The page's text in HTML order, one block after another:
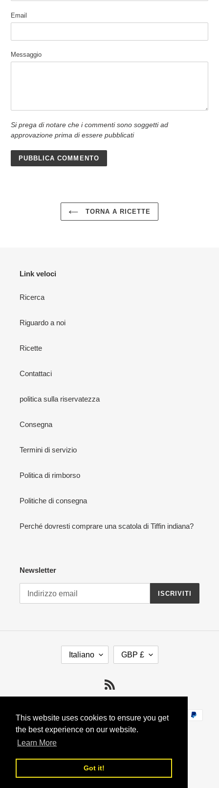
This website uses cookies to ensure you get
the best experience on our website.
Learn More
Got it!
Email
Messaggio
Si prega di notare che i commenti sono soggetti ad
approvazione prima di essere pubblicati
TORNA A RICETTE
Link veloci
Ricerca
Riguardo a noi
Ricette
Contattaci
politica sulla riservatezza
Consegna
Termini di servizio
Politica di rimborso
Politiche di consegna
Perché dovresti comprare una scatola di Tiffin indiana?
Newsletter
ISCRIVITI
LINGUA
Italiano VALUTA
GBP £
Indian-Tiffin LunchBox